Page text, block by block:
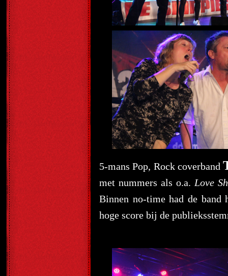
5-mans Pop, Rock coverband
met nummers als o.a. Love
Binnen no-time had de band
hoge score bij de